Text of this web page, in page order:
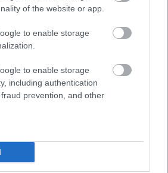
of the website or app.
to enable storage
to enable storage
including authentication
prevention, and other
pôvodný strešný plášť odstrániť
ste sa rozhodli ušetriť peniaze,
chrániť životné prostredie a v
svoje obydlie a chystáte sa
sa poraďte s odborníkom v
prehľadu o druhoch a spôsobe
materiálov, ktoré sú súčasťou